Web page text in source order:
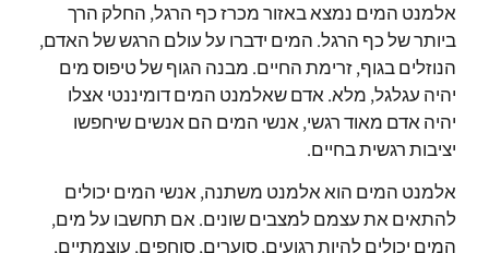
אלמנט המים נמצא באזור מכרז כף הרגל, החלק הרך
ביותר של כף הרגל. המים ידברו על עולם הרגש של האדם,
הנוזלים בגוף, זרימת החיים. מבנה הגוף של טיפוס מים
יהיה עגלגל, מלא.אדם שאלמנט המים דומיננטי אצלו
יהיה אדם מאוד רגשי, אנשי המים הם אנשים שיחפשו
יציבות רגשית בחיים.
אלמנט המים הוא אלמנט משתנה, אנשי המים יכולים
להתאים את עצמם למצבים שונים.אם תחשבו על מים,
המים יכולים להיות רגועים, סוערים, סוחפים, עוצמתיים,